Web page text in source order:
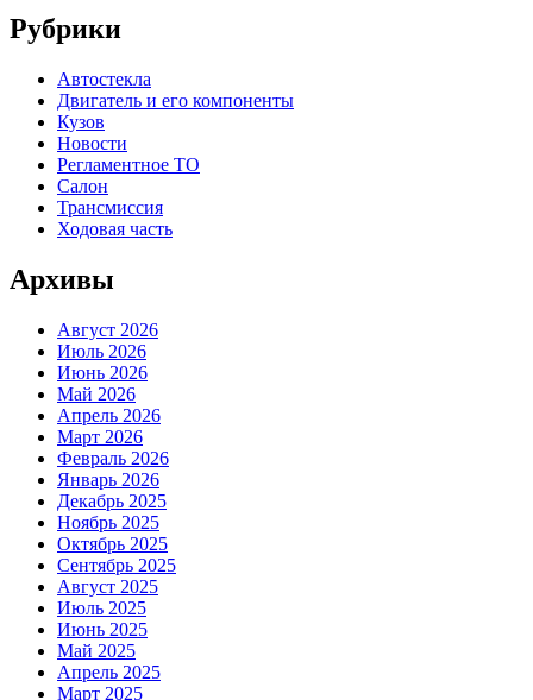
Рубрики
Автостекла
Двигатель и его компоненты
Кузов
Новости
Регламентное ТО
Салон
Трансмиссия
Ходовая часть
Архивы
Август 2026
Июль 2026
Июнь 2026
Май 2026
Апрель 2026
Март 2026
Февраль 2026
Январь 2026
Декабрь 2025
Ноябрь 2025
Октябрь 2025
Сентябрь 2025
Август 2025
Июль 2025
Июнь 2025
Май 2025
Апрель 2025
Март 2025